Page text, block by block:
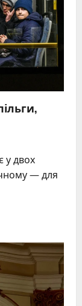
у двох
— для